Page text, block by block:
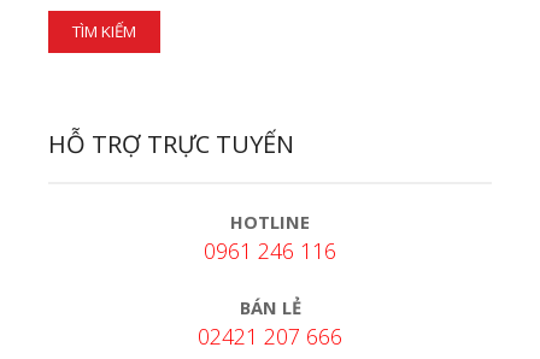
HỖ TRỢ TRỰC TUYẾN
HOTLINE
0961 246 116
BÁN LẺ
02421 207 666